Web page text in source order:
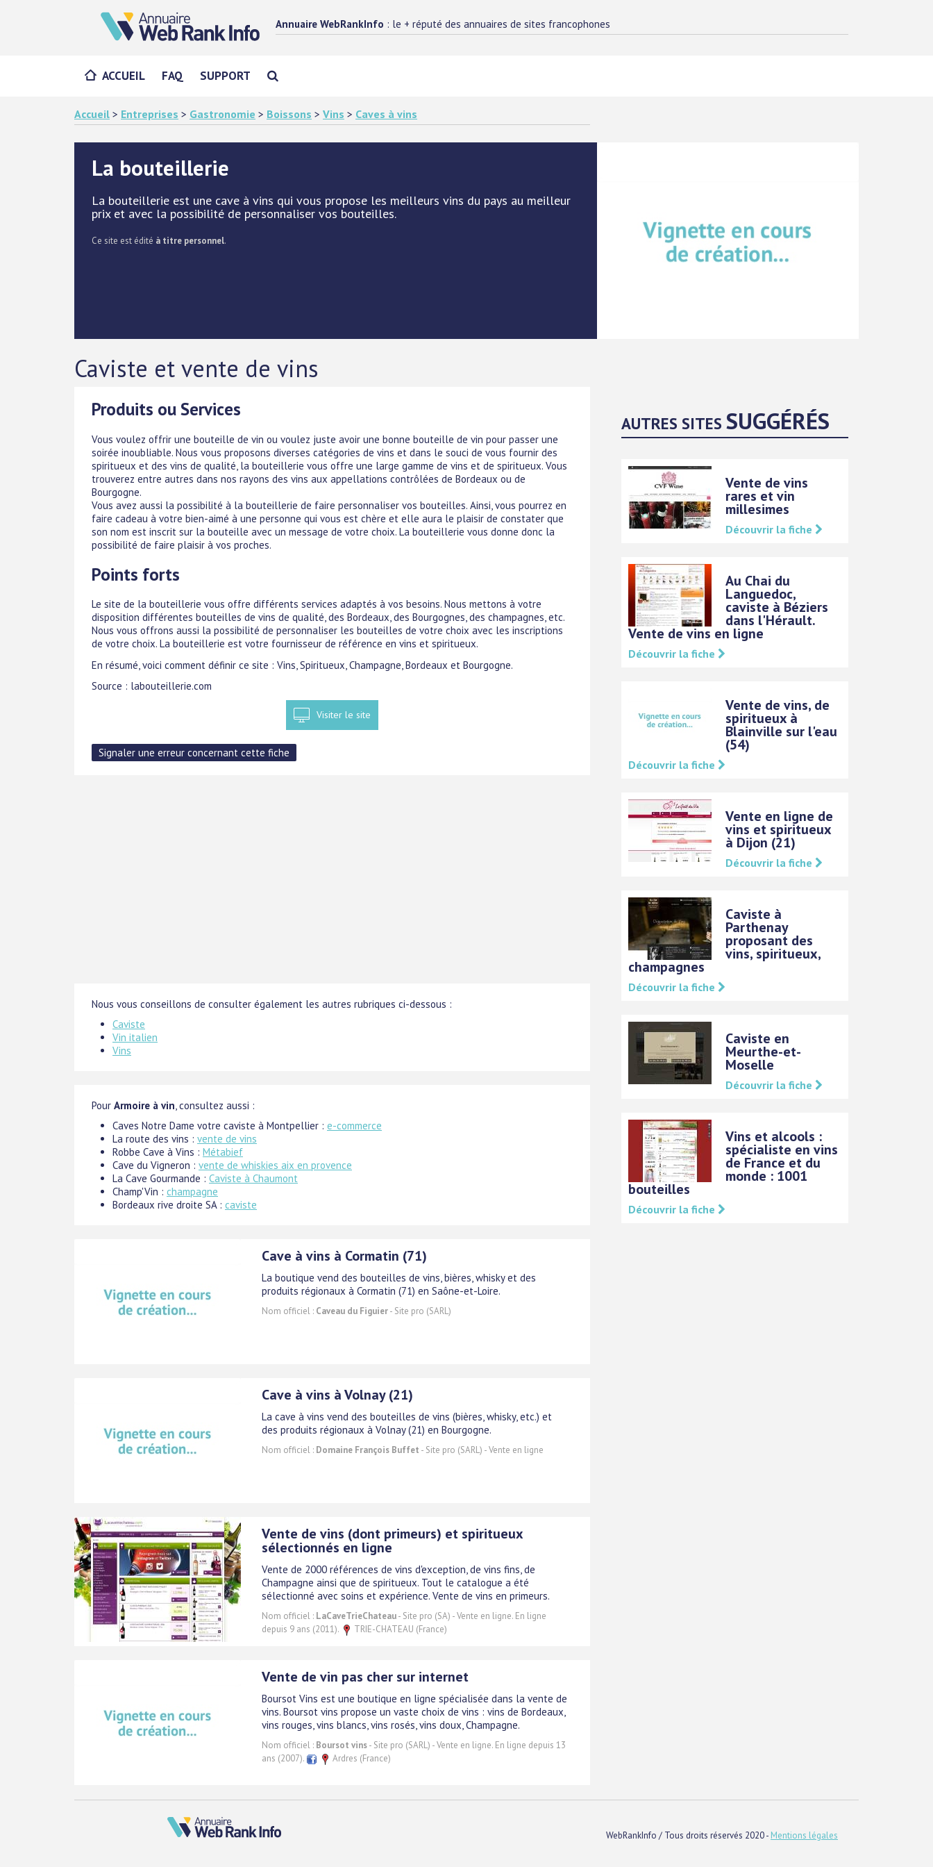
Annuaire WebRankInfo : le + réputé des annuaires de sites francophones
ACCUEIL FAQ SUPPORT
Accueil > Entreprises > Gastronomie > Boissons > Vins > Caves à vins
La bouteillerie
La bouteillerie est une cave à vins qui vous propose les meilleurs vins du pays au meilleur
prix et avec la possibilité de personnaliser vos bouteilles.
Ce site est édité à titre personnel.
Caviste et vente de vins
Produits ou Services
Vous voulez offrir une bouteille de vin ou voulez juste avoir une bonne bouteille de vin pour passer une
soirée inoubliable. Nous vous proposons diverses catégories de vins et dans le souci de vous fournir des
spiritueux et des vins de qualité, la bouteillerie vous offre une large gamme de vins et de spiritueux. Vous
trouverez entre autres dans nos rayons des vins aux appellations contrôlées de Bordeaux ou de
Bourgogne.
Vous avez aussi la possibilité à la bouteillerie de faire personnaliser vos bouteilles. Ainsi, vous pourrez en
faire cadeau à votre bien-aimé à une personne qui vous est chère et elle aura le plaisir de constater que
son nom est inscrit sur la bouteille avec un message de votre choix. La bouteillerie vous donne donc la
possibilité de faire plaisir à vos proches.
Points forts
Le site de la bouteillerie vous offre différents services adaptés à vos besoins. Nous mettons à votre
disposition différentes bouteilles de vins de qualité, des Bordeaux, des Bourgognes, des champagnes, etc.
Nous vous offrons aussi la possibilité de personnaliser les bouteilles de votre choix avec les inscriptions
de votre choix. La bouteillerie est votre fournisseur de référence en vins et spiritueux.
En résumé, voici comment définir ce site : Vins, Spiritueux, Champagne, Bordeaux et Bourgogne.
Source : labouteillerie.com
Visiter le site
Nous vous conseillons de consulter également les autres rubriques ci-dessous :
Caviste
Vin italien
Vins
Pour Armoire à vin, consultez aussi :
Caves Notre Dame votre caviste à Montpellier : e-commerce
La route des vins : vente de vins
Robbe Cave à Vins : Métabief
Cave du Vigneron : vente de whiskies aix en provence
La Cave Gourmande : Caviste à Chaumont
Champ'Vin : champagne
Bordeaux rive droite SA : caviste
Cave à vins à Cormatin (71)
La boutique vend des bouteilles de vins, bières, whisky et des
produits régionaux à Cormatin (71) en Saône-et-Loire.
Nom officiel : Caveau du Figuier- Site pro (SARL)
Cave à vins à Volnay (21)
La cave à vins vend des bouteilles de vins (bières, whisky, etc.) et
des produits régionaux à Volnay (21) en Bourgogne.
Nom officiel : Domaine François Buffet - Site pro (SARL) - Vente en ligne
Vente de vins (dont primeurs) et spiritueux
sélectionnés en ligne
Vente de 2000 références de vins d'exception, de vins fins, de
Champagne ainsi que de spiritueux. Tout le catalogue a été
sélectionné avec soins et expérience. Vente de vins en primeurs.
Nom officiel : LaCaveTrieChateau- Site pro (SA) - Vente en ligne. En ligne
depuis 9 ans (2011).
TRIE-CHATEAU (France)
Vente de vin pas cher sur internet
Boursot Vins est une boutique en ligne spécialisée dans la vente de
vins. Boursot vins propose un vaste choix de vins : vins de Bordeaux,
vins rouges, vins blancs, vins rosés, vins doux, Champagne.
Nom officiel : Boursot vins- Site pro (SARL) - Vente en ligne. En ligne depuis 13
ans (2007).
Ardres (France)
AUTRES SITESSUGGÉRÉS
Vente de vins
rares et vin
millesimes
Découvrir la fiche
Au Chai du
Languedoc,
caviste à Béziers
dans l'Hérault.
Vente de vins en ligne
Découvrir la fiche
Vente de vins, de
spiritueux à
Blainville sur l'eau
(54)
Découvrir la fiche
Vente en ligne de
vins et spiritueux
à Dijon (21)
Découvrir la fiche
Caviste à
Parthenay
proposant des
vins, spiritueux,
champagnes
Découvrir la fiche
Caviste en
Meurthe-et-
Moselle
Découvrir la fiche
Vins et alcools :
spécialiste en vins
de France et du
monde : 1001
bouteilles
Découvrir la fiche
WebRankInfo / Tous droits réservés 2020 - Mentions légales